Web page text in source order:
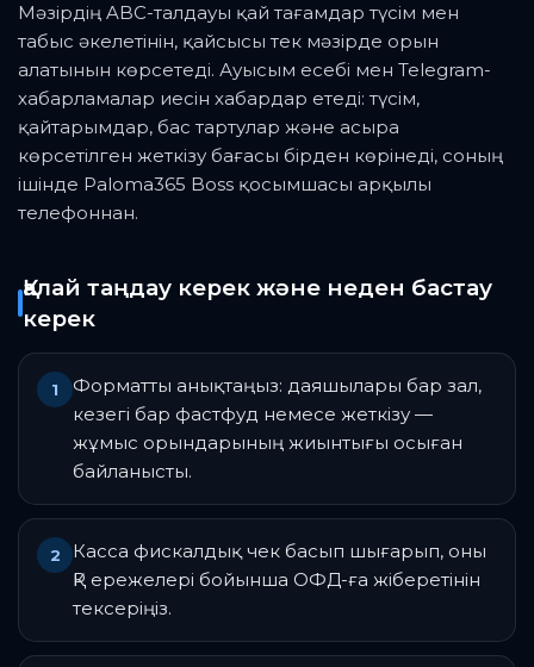
Мәзірдің ABC-талдауы қай тағамдар түсім мен
табыс әкелетінін, қайсысы тек мәзірде орын
алатынын көрсетеді. Ауысым есебі мен Telegram-
хабарламалар иесін хабардар етеді: түсім,
қайтарымдар, бас тартулар және асыра
көрсетілген жеткізу бағасы бірден көрінеді, соның
ішінде Paloma365 Boss қосымшасы арқылы
телефоннан.
Қалай таңдау керек және неден бастау
керек
1
Форматты анықтаңыз: даяшылары бар зал,
кезегі бар фастфуд немесе жеткізу —
жұмыс орындарының жиынтығы осыған
байланысты.
2
Касса фискалдық чек басып шығарып, оны
ҚР ережелері бойынша ОФД-ға жіберетінін
тексеріңіз.